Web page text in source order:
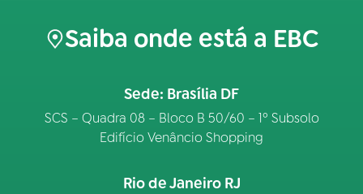
Saiba onde está a EBC
Sede: Brasília DF
SCS – Quadra 08 – Bloco B 50/60 – 1º Subsolo
Edifício Venâncio Shopping
Rio de Janeiro RJ